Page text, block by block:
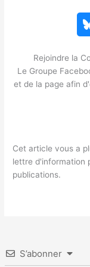
Rejoindre la
Le Groupe
et de la page afin
Cet article vous a
lettre d'information
publications.
S’abonner